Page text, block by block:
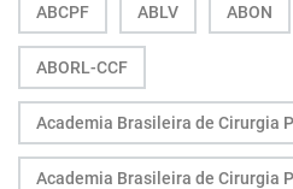
ABCPF ABLV ABON
ABORL-CCF
Academia Brasileira de Cirurgia
Academia Brasileira de Cirurgia